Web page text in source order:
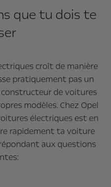
que tu dois te
croît de manière
pratiquement pas un
constructeur de voitures
modèles. Chez Opel
électriques est en
rapidement ta voiture
aux questions